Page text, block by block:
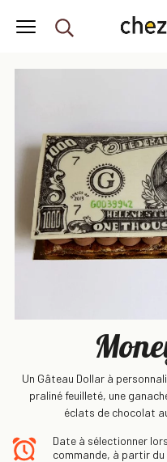
Un Gâteau Dollar à
praliné feuilleté, une
éclats de chocolat
Date à sélectionner
commande, à partir du